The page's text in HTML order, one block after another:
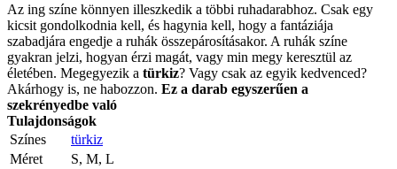
Az ing színe könnyen illeszkedik a többi ruhadarabhoz. Csak egy
kicsit gondolkodnia kell, és hagynia kell, hogy a fantáziája
szabadjára engedje a ruhák összepárosításakor. A ruhák színe
gyakran jelzi, hogyan érzi magát, vagy min megy keresztül az
életében. Megegyezik a türkiz? Vagy csak az egyik kedvenced?
Akárhogy is, ne habozzon. Ez a darab egyszerűen a
szekrényedbe való
Tulajdonságok
Színes
türkiz
Méret
S, M, L